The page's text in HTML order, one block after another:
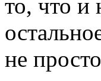
то, что и
не